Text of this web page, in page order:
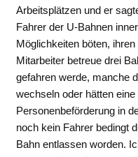
Arbeitsplätzen und er
Fahrer der U-Bahnen
Möglichkeiten böten,
Mitarbeiter betreue drei
gefahren werde, manche
wechseln oder hätten
Personenbeförderung in
noch kein Fahrer bedingt
Bahn entlassen worden.